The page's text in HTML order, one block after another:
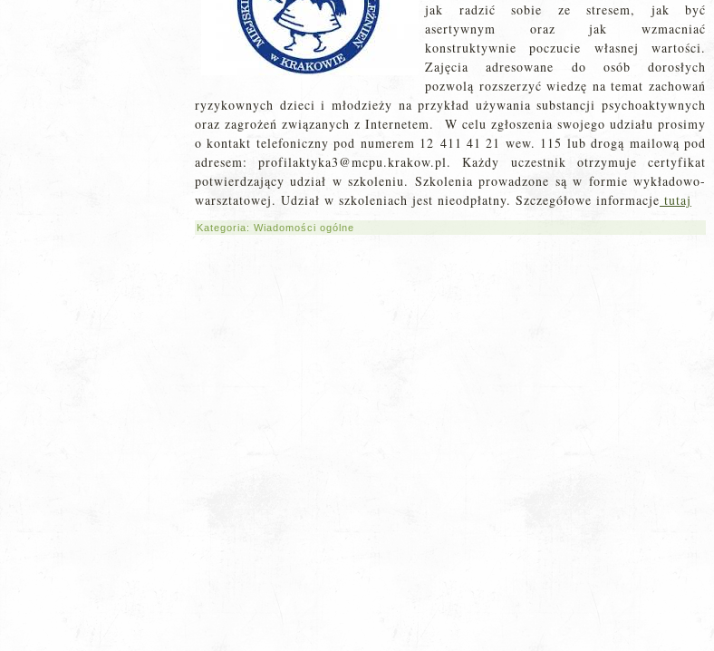
jak radzić sobie ze stresem, jak być
asertywnym oraz jak wzmacniać
konstruktywnie poczucie własnej wartości.
Zajęcia adresowane do osób dorosłych
pozwolą rozszerzyć wiedzę na temat zachowań
ryzykownych dzieci i młodzieży na przykład używania substancji psychoaktywnych
oraz zagrożeń związanych z Internetem. W celu zgłoszenia swojego udziału prosimy
o kontakt telefoniczny pod numerem 12 411 41 21 wew. 115 lub drogą mailową pod
adresem: profilaktyka3@mcpu.krakow.pl. Każdy uczestnik otrzymuje certyfikat
potwierdzający udział w szkoleniu. Szkolenia prowadzone są w formie wykładowo-
warsztatowej. Udział w szkoleniach jest nieodpłatny. Szczegółowe informacje tutaj
Kategoria: Wiadomości ogólne